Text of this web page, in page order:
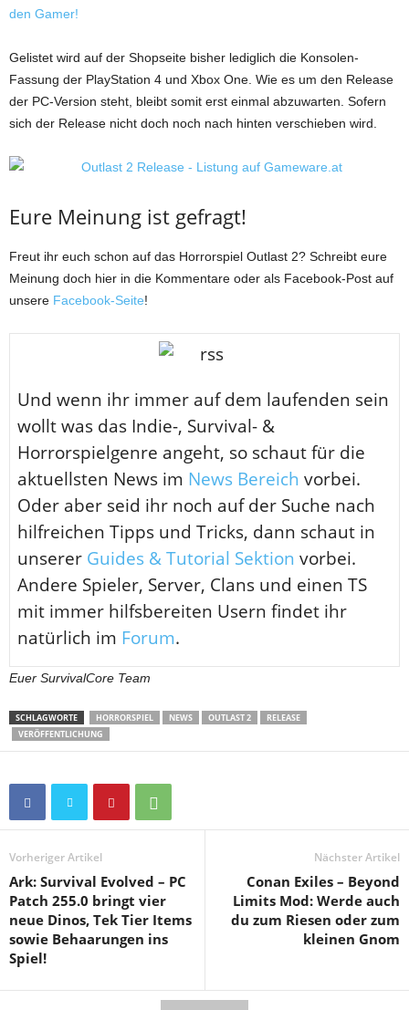
den Gamer!
Gelistet wird auf der Shopseite bisher lediglich die Konsolen-
Fassung der PlayStation 4 und Xbox One. Wie es um den Release
der PC-Version steht, bleibt somit erst einmal abzuwarten. Sofern
sich der Release nicht doch noch nach hinten verschieben wird.
Eure Meinung ist gefragt!
Freut ihr euch schon auf das Horrorspiel Outlast 2? Schreibt eure
Meinung doch hier in die Kommentare oder als Facebook-Post auf
unsere Facebook-Seite!
Und wenn ihr immer auf dem laufenden sein
wollt was das Indie-, Survival- &
Horrorspielgenre angeht, so schaut für die
aktuellsten News im News Bereich vorbei.
Oder aber seid ihr noch auf der Suche nach
hilfreichen Tipps und Tricks, dann schaut in
unserer Guides & Tutorial Sektion vorbei.
Andere Spieler, Server, Clans und einen TS
mit immer hilfsbereiten Usern findet ihr
natürlich im Forum.
Euer SurvivalCore Team
SCHLAGWORTE HORRORSPIEL NEWS OUTLAST 2
RELEASE
VERÖFFENTLICHUNG
Vorheriger Artikel
Ark: Survival Evolved – PC
Patch 255.0 bringt vier
neue Dinos, Tek Tier Items
sowie Behaarungen ins
Spiel!
Nächster Artikel
Conan Exiles – Beyond
Limits Mod: Werde auch
du zum Riesen oder zum
kleinen Gnom